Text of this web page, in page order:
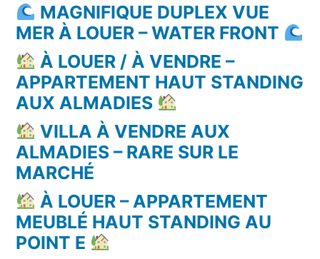
MAGNIFIQUE DUPLEX VUE
MER À LOUER – WATER FRONT
À LOUER / À VENDRE –
APPARTEMENT HAUT STANDING
AUX ALMADIES
VILLA À VENDRE AUX
ALMADIES – RARE SUR LE
MARCHÉ
À LOUER – APPARTEMENT
MEUBLÉ HAUT STANDING AU
POINT E